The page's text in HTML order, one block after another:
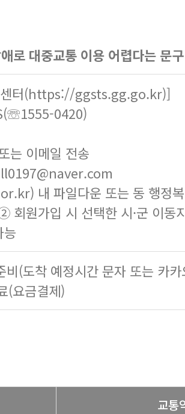
로 대중교통 이용 어렵다는 문
터(https://ggsts.gg.go.kr)]
0420)
는 이메일 전송
) 내 파일다운 또는 동 행정
원가입 시 선택한 시·군 이동
(도착 예정시간 문자 또는 카
(요금결제)
교통